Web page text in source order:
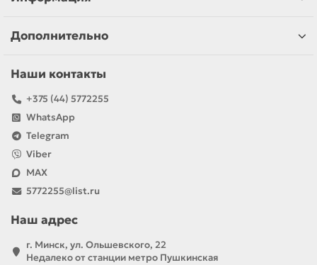
Дополнительно
Наши контакты
+375 (44) 5772255
WhatsApp
Telegram
Viber
MAX
5772255@list.ru
Наш адрес
г. Минск, ул. Ольшевского, 22
Недалеко от станции метро Пушкинская